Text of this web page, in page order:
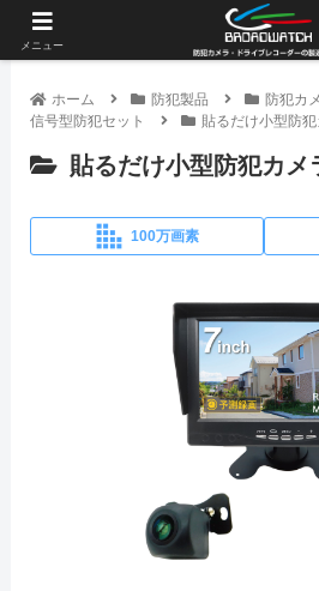
ホーム 防犯製品 防犯カ
信号型防犯セット
貼るだけ小型防
貼るだけ小型防犯カメ
100万画素
メニュー